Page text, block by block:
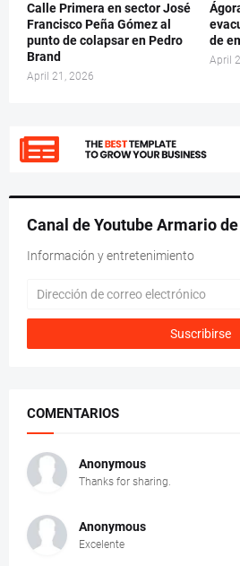
Calle Primera en sector José
Francisco Peña Gómez al
punto de colapsar en Pedro
Brand
April 21, 2026
de
April
Canal de Youtube Armario
Información y entretenimiento
COMENTARIOS
Anonymous
Thanks for sharing.
Anonymous
Excelente